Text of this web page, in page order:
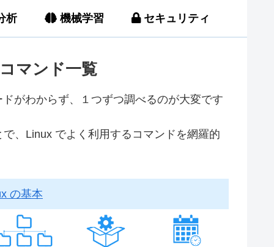
析 機械学習 セキュリティ
マンド一覧
がわからず、１つずつ調べるのが大変です
、Linux でよく利用するコマンドを網羅的
の基本